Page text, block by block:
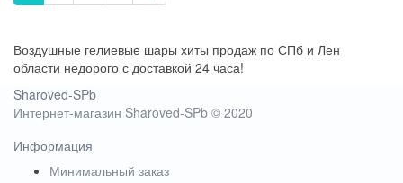
Воздушные гелиевые шары хиты продаж по СПб и Лен
области недорого с доставкой 24 часа!
Sharoved-SPb
Интернет-магазин Sharoved-SPb © 2020
Информация
Минимальный заказ